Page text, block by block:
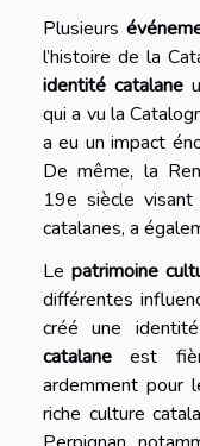
Plusieurs
l’histoire de la
identité catalane
qui a vu la
a eu un impact
De même, la
19e siècle
catalanes, a
Le patrimoine
différentes
créé une
catalane est
ardemment pour
riche culture